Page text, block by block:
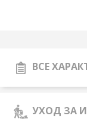
ВСЕ
УХОД ЗА